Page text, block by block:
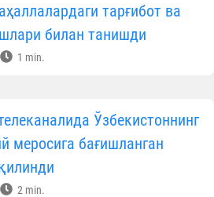
тарғибот ва
билан танишди
1 min.
Ўзбекистоннинг
меросига бағишланган
2 min.